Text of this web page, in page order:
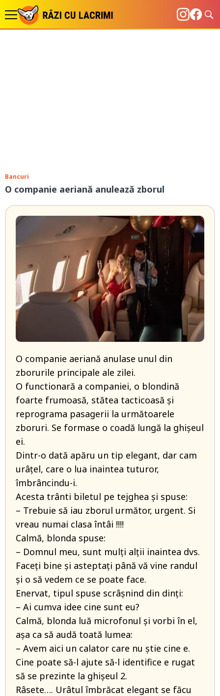
Bancuri
O companie aeriană anulează zborul
O companie aeriană anulase unul din
zborurile principale ale zilei.
O functionară a companiei, o blondină
foarte frumoasă, stătea tacticoasă și
reprograma pasagerii la următoarele
zboruri. Se formase o coadă lungă la ghișeul
ei.
Dintr-o dată apăru un tip elegant, dar cam
urâțel, care o lua inaintea tuturor,
îmbrâncindu-i.
Acesta trânti biletul pe tejghea și spuse:
– Trebuie să iau zborul următor, urgent. Si
vreau numai clasa întâi !!!!
Calmă, blonda spuse:
– Domnul meu, sunt mulți alții inaintea dvs.
Faceți bine și asteptați până vă vine randul
și o să vedem ce se poate face.
Enervat, tipul spuse scrâșnind din dinți:
– Ai cumva idee cine sunt eu?
Calmă, blonda luă microfonul și vorbi în el,
așa ca să audă toată lumea:
– Avem aici un calator care nu știe cine e.
Cine poate să-l ajute să-l identifice e rugat
să se prezinte la ghișeul 2.
Râsete…. Urâtul îmbrăcat elegant se făcu